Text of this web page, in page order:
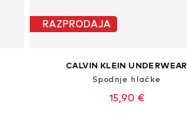
RAZPRODAJA
CALVIN KLEIN UNDERWEAR
Spodnje hlačke
15,90 €